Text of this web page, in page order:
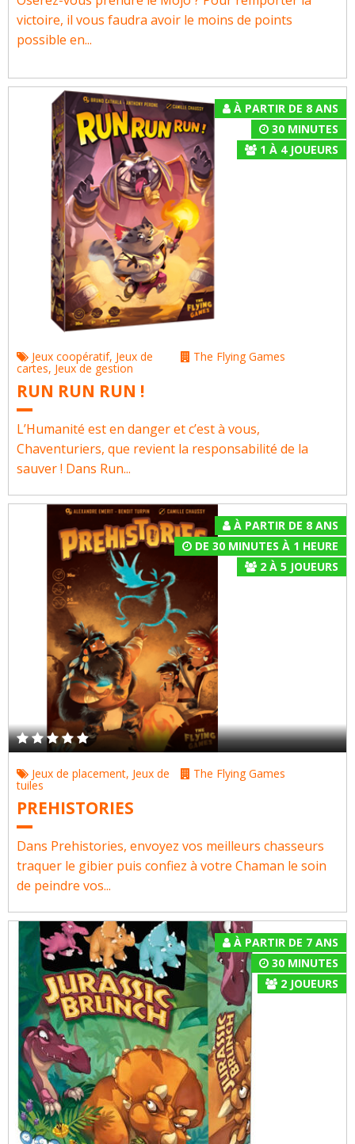
victoire, il vous faudra avoir le moins de points
possible en...
À PARTIR DE 8 ANS
30 MINUTES
1 À 4JOUEURS
Jeux coopératif, Jeux de
cartes, Jeux de gestion
The Flying Games
RUN RUN RUN !
L’Humanité est en danger et c’est à vous,
Chaventuriers, que revient la responsabilité de la
sauver ! Dans Run...
À PARTIR DE 8 ANS
DE 30 MINUTES À 1 HEURE
2À 5 JOUEURS
Jeux de placement, Jeux de
tuiles
The Flying Games
PREHISTORIES
Dans Prehistories, envoyez vos meilleurs chasseurs
traquer le gibier puis confiez à votre Chaman le soin
de peindre vos...
À PARTIR DE 7 ANS
30 MINUTES
2JOUEURS